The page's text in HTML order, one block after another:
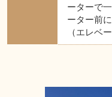
ーターで
ーター前
（エレベ